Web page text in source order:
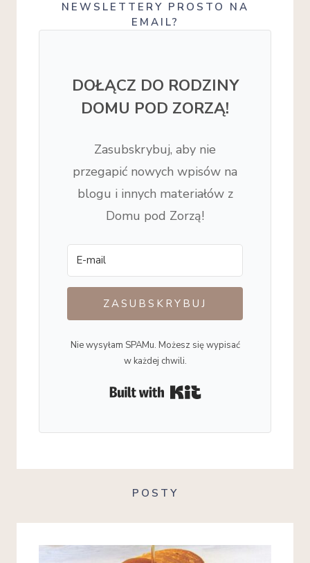
NEWSLETTERY PROSTO NA
EMAIL?
DOŁĄCZ DO RODZINY
DOMU POD ZORZĄ!
Zasubskrybuj, aby nie
przegapić nowych wpisów na
blogu i innych materiałów z
Domu pod Zorzą!
ZASUBSKRYBUJ
Nie wysyłam SPAMu. Możesz się wypisać
w każdej chwili.
POSTY